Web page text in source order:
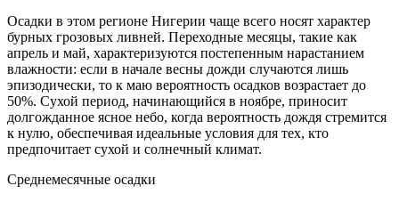
Осадки в этом регионе Нигерии чаще всего носят характер
бурных грозовых ливней. Переходные месяцы, такие как
апрель и май, характеризуются постепенным нарастанием
влажности: если в начале весны дожди случаются лишь
эпизодически, то к маю вероятность осадков возрастает до
50%. Сухой период, начинающийся в ноябре, приносит
долгожданное ясное небо, когда вероятность дождя стремится
к нулю, обеспечивая идеальные условия для тех, кто
предпочитает сухой и солнечный климат.
Среднемесячные осадки